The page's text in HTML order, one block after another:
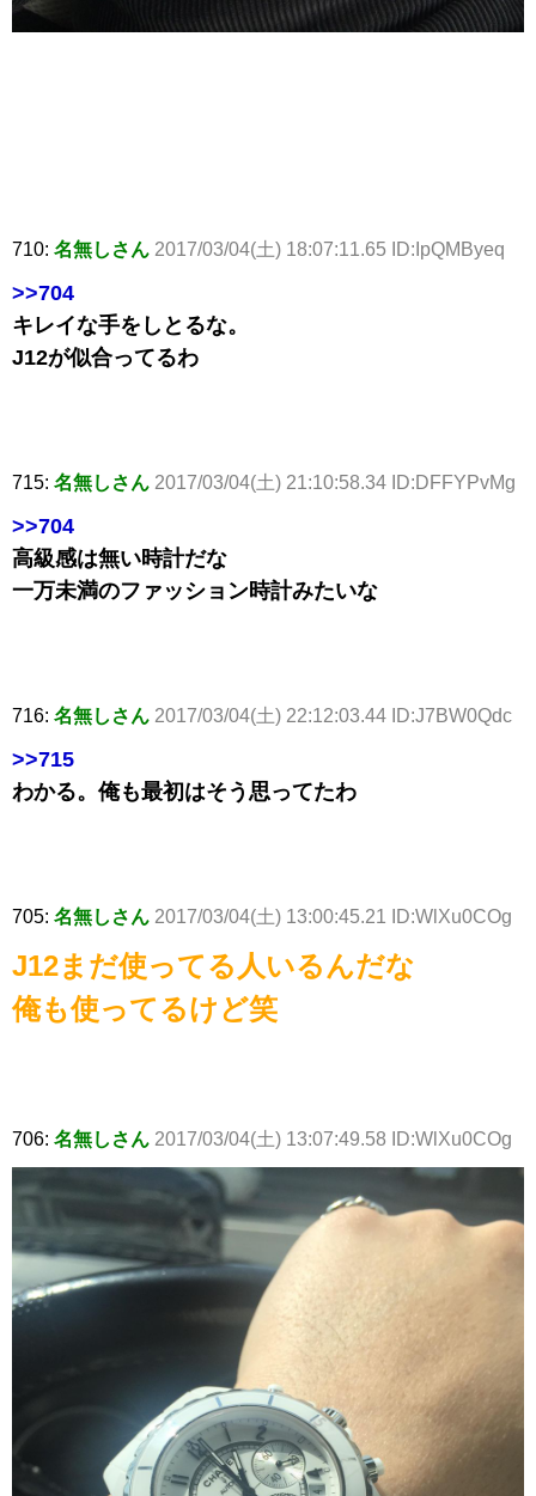
710: 名無しさん 2017/03/04(土) 18:07:11.65 ID:IpQMByeq
>>704
キレイな手をしとるな。
J12が似合ってるわ
715: 名無しさん 2017/03/04(土) 21:10:58.34 ID:DFFYPvMg
>>704
高級感は無い時計だな
一万未満のファッション時計みたいな
716: 名無しさん 2017/03/04(土) 22:12:03.44 ID:J7BW0Qdc
>>715
わかる。俺も最初はそう思ってたわ
705: 名無しさん 2017/03/04(土) 13:00:45.21 ID:WlXu0COg
J12まだ使ってる人いるんだな
俺も使ってるけど笑
706: 名無しさん 2017/03/04(土) 13:07:49.58 ID:WlXu0COg